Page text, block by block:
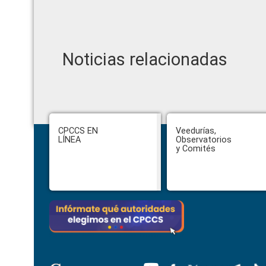
Noticias relacionadas
Footer
CPCCS EN
LÍNEA
Veedurías,
Observatorios
y Comités